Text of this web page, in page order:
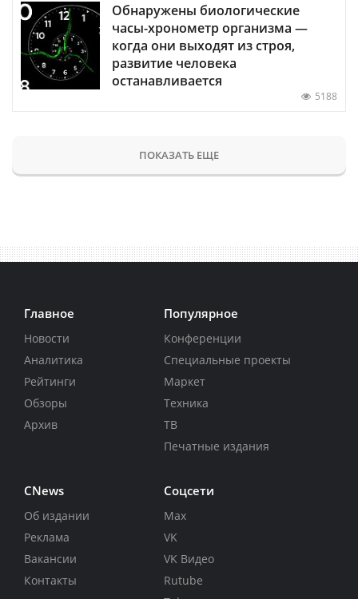
Обнаружены биологические
часы-хронометр организма —
когда они выходят из строя,
развитие человека
останавливается
5188
ПОКАЗАТЬ ЕЩЕ
Главное
Новости
Аналитика
Рейтинги
Обзоры
Архив
Популярное
Конференции
Специальные проекты
Маркет
Техника
ТВ
Печатные издания
CNews
Об издании
Реклама
Вакансии
Контакты
Соцсети
Max
VK
VK Видео
Rutube